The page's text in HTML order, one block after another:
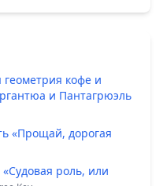
кофе и
и Пантагрюэль
«Прощай, дорогая
роль, или